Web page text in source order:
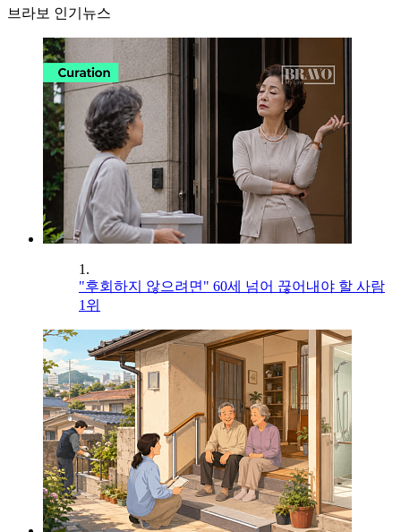
브라보 인기뉴스
1.
"후회하지 않으려면" 60세 넘어 끊어내야 할 사람
1위